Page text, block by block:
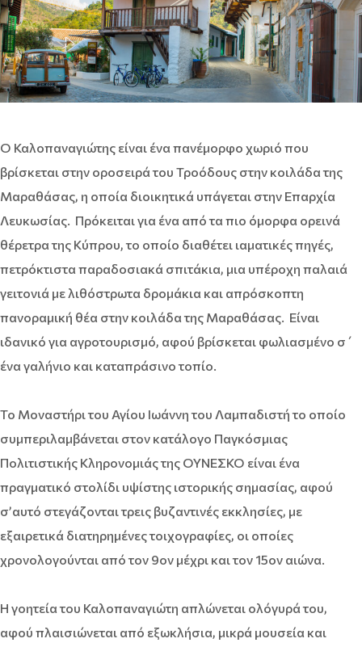
Ο Καλοπαναγιώτης είναι ένα πανέμορφο χωριό που
βρίσκεται στην οροσειρά του Τροόδους στην κοιλάδα της
Μαραθάσας, η οποία διοικητικά υπάγεται στην Επαρχία
Λευκωσίας. Πρόκειται για ένα από τα πιο όμορφα ορεινά
θέρετρα της Κύπρου, το οποίο διαθέτει ιαματικές πηγές,
πετρόκτιστα παραδοσιακά σπιτάκια, μια υπέροχη παλαιά
γειτονιά με λιθόστρωτα δρομάκια και απρόσκοπτη
πανοραμική θέα στην κοιλάδα της Μαραθάσας. Είναι
ιδανικό για αγροτουρισμό, αφού βρίσκεται φωλιασμένο σ΄
ένα γαλήνιο και καταπράσινο τοπίο.
Το Μοναστήρι του Αγίου Ιωάννη του Λαμπαδιστή το οποίο
συμπεριλαμβάνεται στον κατάλογο Παγκόσμιας
Πολιτιστικής Κληρονομιάς της ΟΥΝΕΣΚΟ είναι ένα
πραγματικό στολίδι υψίστης ιστορικής σημασίας, αφού
σ’αυτό στεγάζονται τρεις βυζαντινές εκκλησίες, με
εξαιρετικά διατηρημένες τοιχογραφίες, οι οποίες
χρονολογούνται από τον 9ον μέχρι και τον 15ον αιώνα.
Η γοητεία του Καλοπαναγιώτη απλώνεται ολόγυρά του,
αφού πλαισιώνεται από εξωκλήσια, μικρά μουσεία και